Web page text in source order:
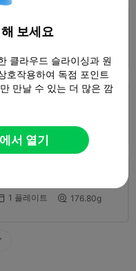
15% infill
10% infill
15 infill
1 플레이트  176.80g
보세요
클라우드 슬라이싱과 원
호작용하여 독점 포인트
만날 수 있는 더 많은 깜
서 열기